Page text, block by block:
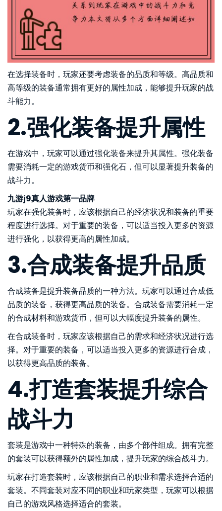
在选择装备时，玩家还要考虑装备的品质和等级。高品质和
高等级的装备通常拥有更好的属性加成，能够提升玩家的战
斗能力。
2.强化装备提升属性
在游戏中，玩家可以通过强化装备来提升其属性。强化装备
需要消耗一定的游戏货币和强化石，但可以显著提升装备的
战斗力。
九游j9真人游戏第一品牌
玩家在强化装备时，应该根据自己的经济状况和装备的重要
程度进行选择。对于重要的装备，可以适当投入更多的资源
进行强化，以获得更高的属性加成。
3.合成装备提升品质
合成装备是提升装备品质的一种方法。玩家可以通过合成低
品质的装备，获得更高品质的装备。合成装备需要消耗一定
的合成材料和游戏货币，但可以大幅度提升装备的属性。
在合成装备时，玩家应该根据自己的需求和经济状况进行选
择。对于重要的装备，可以适当投入更多的资源进行合成，
以获得更高品质的装备。
4.打造套装提升综合
战斗力
套装是游戏中一种特殊的装备，由多个部件组成。拥有完整
的套装可以获得额外的属性加成，提升玩家的综合战斗力。
玩家在打造套装时，应该根据自己的职业和需求选择合适的
套装。不同套装对应不同的职业和玩家类型，玩家可以根据
自己的游戏风格选择适合的套装。